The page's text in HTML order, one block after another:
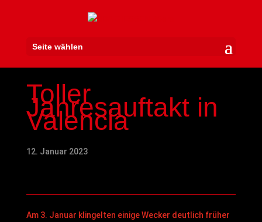
Seite wählen
Toller
Jahresauftakt in
Valencia
12. Januar 2023
Am 3. Januar klingelten einige Wecker deutlich früher